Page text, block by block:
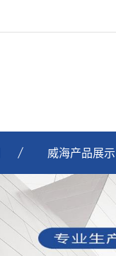
威海产品展示